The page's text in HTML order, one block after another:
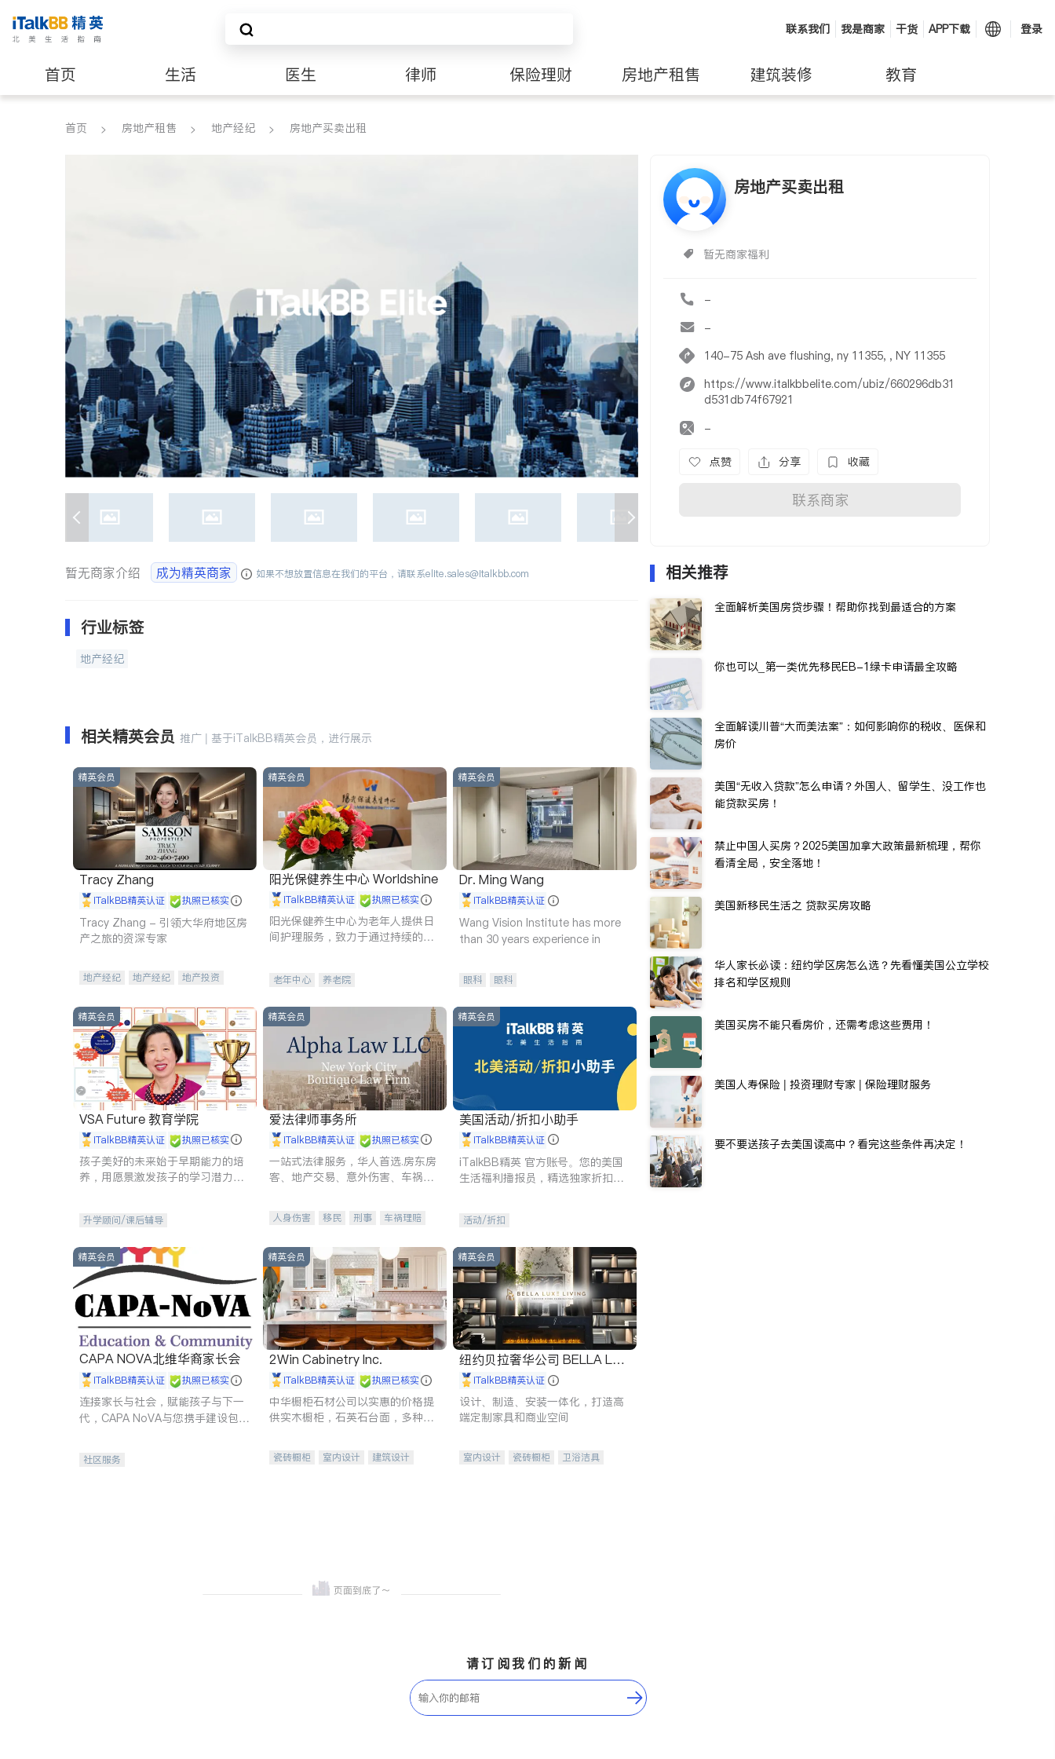
联系我们 我是商家 干货 APP下载 登录
首页 生活 医生 律师 保险理财 房地产租售 建筑装修 教育
养老 非盈利组织
首页 房地产租售 地产经纪 房地产买卖出租
房地产买卖出租
暂无商家福利
-
-
140-75 Ash ave flushing, ny 11355, , NY 11355
https://www.italkbbelite.com/ubiz/660296db31
d531db74f67921
-
点赞 分享 收藏
联系商家
暂无商家介绍 成为精英商家 如果不想放置信息在我们的平台，请联系elite.sales@italkbb.com
行业标签
地产经纪
相关精英会员 推广 | 基于iTalkBB精英会员，进行展示
精英会员
Tracy Zhang
iTalkBB精英认证 执照已核实
Tracy Zhang - 引领大华府地区房
产之旅的资深专家
地产经纪 地产经纪
地产投资
精英会员
阳光保健养生中心 Worldshine
iTalkBB精英认证 执照已核实
阳光保健养生中心为老年人提供日
间护理服务，致力于通过持续的护
老年中心 养老院
精英会员
Dr. Ming Wang
iTalkBB精英认证
Wang Vision Institute has more
than 30 years experience in
眼科 眼科
精英会员
VSA Future 教育学院
iTalkBB精英认证 执照已核实
孩子美好的未来始于早期能力的培
养，用愿景激发孩子的学习潜力和
升学顾问/课后辅导
精英会员
爱法律师事务所
iTalkBB精英认证 执照已核实
一站式法律服务，华人首选.房东房
客、地产交易、意外伤害、车祸重
人身伤害 移民 刑事
车祸理赔
商标注册
索赔 律师-其它 保释
精英会员
美国活动/折扣小助手
iTalkBB精英认证
iTalkBB精英 官方账号。您的美国
生活福利播报员，精选独家折扣、
活动/折扣
精英会员
CAPA NOVA北维华裔家长会
iTalkBB精英认证 执照已核实
连接家长与社会，赋能孩子与下一
代，CAPA NoVA与您携手建设包
社区服务
精英会员
2Win Cabinetry Inc.
iTalkBB精英认证 执照已核实
中华橱柜石材公司以实惠的价格提
供实木橱柜，石英石台面，多种优
机。品质厨房，家的选择。
瓷砖橱柜 室内设计
建筑设计
精英会员
纽约贝拉奢华公司 BELLA LUX
E iTalkBB精英认证
设计、制造、安装一体化，打造高
端定制家具和商业空间
室内设计 瓷砖橱柜
卫浴洁具
相关推荐
全面解析美国房贷步骤！帮助你找到最适合的方案
你也可以_第一类优先移民EB-1绿卡申请最全攻略
全面解读川普“大而美法案”：如何影响你的税收、医保和
房价
美国“无收入贷款”怎么申请？外国人、留学生、没工作也
能贷款买房！
禁止中国人买房？2025美国加拿大政策最新梳理，帮你
看清全局，安全落地！
美国新移民生活之 贷款买房攻略
华人家长必读：纽约学区房怎么选？先看懂美国公立学校
排名和学区规则
美国买房不能只看房价，还需考虑这些费用！
美国人寿保险 | 投资理财专家 | 保险理财服务
要不要送孩子去美国读高中？看完这些条件再决定！
请订阅我们的新闻